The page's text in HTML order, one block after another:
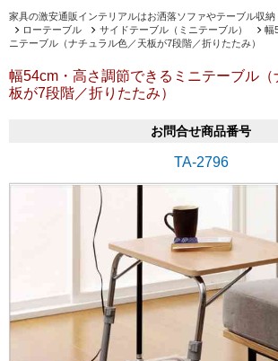
家具の激安通販インテリアルはお洒落ソファやテーブル収
ローテーブル
サイドテーブル（ミニテーブル）
幅
ニテーブル（ナチュラル色／天板が7段階／折りたたみ）
幅54cm・高さ調節できるミニテーブル（
板が7段階／折りたたみ）
お問合せ商品番号
TA-2796